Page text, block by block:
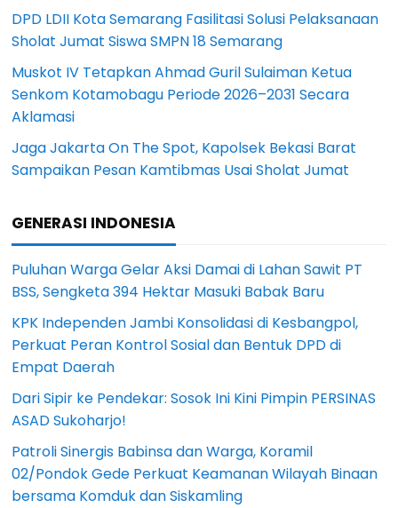
DPD LDII Kota Semarang Fasilitasi Solusi Pelaksanaan
Sholat Jumat Siswa SMPN 18 Semarang
Muskot IV Tetapkan Ahmad Guril Sulaiman Ketua
Senkom Kotamobagu Periode 2026–2031 Secara
Aklamasi
Jaga Jakarta On The Spot, Kapolsek Bekasi Barat
Sampaikan Pesan Kamtibmas Usai Sholat Jumat
GENERASI INDONESIA
Puluhan Warga Gelar Aksi Damai di Lahan Sawit PT
BSS, Sengketa 394 Hektar Masuki Babak Baru
KPK Independen Jambi Konsolidasi di Kesbangpol,
Perkuat Peran Kontrol Sosial dan Bentuk DPD di
Empat Daerah
Dari Sipir ke Pendekar: Sosok Ini Kini Pimpin PERSINAS
ASAD Sukoharjo!
Patroli Sinergis Babinsa dan Warga, Koramil
02/Pondok Gede Perkuat Keamanan Wilayah Binaan
bersama Komduk dan Siskamling